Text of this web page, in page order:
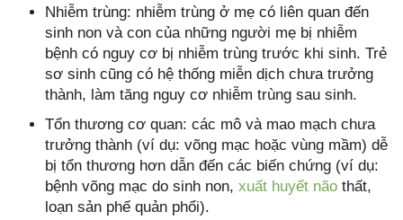
Nhiễm trùng: nhiễm trùng ở mẹ có liên quan đến
sinh non và con của những người mẹ bị nhiễm
bệnh có nguy cơ bị nhiễm trùng trước khi sinh. Trẻ
sơ sinh cũng có hệ thống miễn dịch chưa trưởng
thành, làm tăng nguy cơ nhiễm trùng sau sinh.
Tổn thương cơ quan: các mô và mao mạch chưa
trưởng thành (ví dụ: võng mạc hoặc vùng mầm) dễ
bị tổn thương hơn dẫn đến các biến chứng (ví dụ:
bệnh võng mạc do sinh non, xuất huyết não thất,
loạn sản phế quản phổi).